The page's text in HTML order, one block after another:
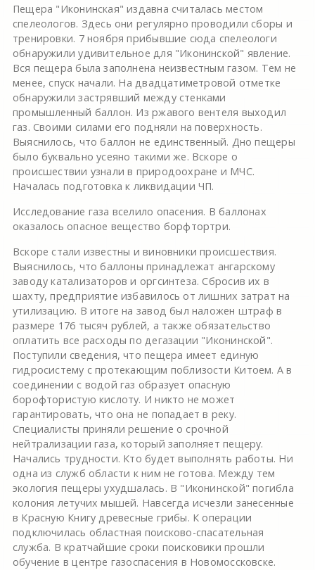
Пещера "Иконинская" издавна считалась местом
спелеологов. Здесь они регулярно проводили сборы и
тренировки. 7 ноября прибывшие сюда спелеологи
обнаружили удивительное для "Иконинской" явление.
Вся пещера была заполнена неизвестным газом. Тем не
менее, спуск начали. На двадцатиметровой отметке
обнаружили застрявший между стенками
промышленный баллон. Из ржавого вентеля выходил
газ. Своими силами его подняли на поверхность.
Выяснилось, что баллон не единственный. Дно пещеры
было буквально усеяно такими же. Вскоре о
происшествии узнали в природоохране и МЧС.
Началась подготовка к ликвидации ЧП.
Исследование газа вселило опасения. В баллонах
оказалось опасное вещество борфтортри.
Вскоре стали известны и виновники происшествия.
Выяснилось, что баллоны принадлежат ангарскому
заводу катализаторов и оргсинтеза. Сбросив их в
шахту, предприятие избавилось от лишних затрат на
утилизацию. В итоге на завод был наложен штраф в
размере 176 тысяч рублей, а также обязательство
оплатить все расходы по дегазации "Иконинской".
Поступили сведения, что пещера имеет единую
гидросистему с протекающим поблизости Китоем. А в
соединении с водой газ образует опасную
борофтористую кислоту. И никто не может
гарантировать, что она не попадает в реку.
Специалисты приняли решение о срочной
нейтрализации газа, который заполняет пещеру.
Начались трудности. Кто будет выполнять работы. Ни
одна из служб области к ним не готова. Между тем
экология пещеры ухудшалась. В "Иконинской" погибла
колония летучих мышей. Навсегда исчезли занесенные
в Красную Книгу древесные грибы. К операции
подключилась областная поисково-спасательная
служба. В кратчайшие сроки поисковики прошли
обучение в центре газоспасения в Новомоссковске.